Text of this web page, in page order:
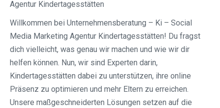
Agentur Kindertagesstätten
Willkommen bei Unternehmensberatung – Ki – Social
Media Marketing Agentur Kindertagesstätten! Du fragst
dich vielleicht, was genau wir machen und wie wir dir
helfen können. Nun, wir sind Experten darin,
Kindertagesstätten dabei zu unterstützen, ihre online
Präsenz zu optimieren und mehr Eltern zu erreichen.
Unsere maßgeschneiderten Lösungen setzen auf die